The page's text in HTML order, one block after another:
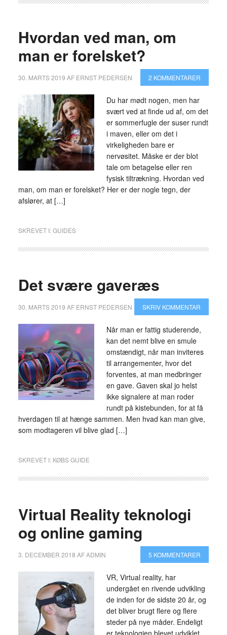
Hvordan ved man, om
man er forelsket?
30. MARTS 2019 AF ERNST PEDERSEN 2 KOMMENTARER
Du har mødt nogen, men har
svært ved at finde ud af, om det
er sommerfugle der suser rundt
i maven, eller om det i
virkeligheden bare er
nervøsitet. Måske er der blot
tale om betagelse eller ren
fysisk tiltrækning. Hvordan ved
man, om man er forelsket? Her er der nogle tegn, der
afslører, at […]
SKREVET I:GUIDES
Det svære gaveræs
30. MARTS 2019 AF ERNST PEDERSEN SKRIV KOMMENTAR
Når man er fattig studerende,
kan det nemt blive en smule
omstændigt, når man inviteres
til arrangementer, hvor det
forventes, at man medbringer
en gave. Gaven skal jo helst
ikke signalere at man roder
rundt på kistebunden, for at få
hverdagen til at hænge sammen. Men hvad kan man give,
som modtageren vil blive glad […]
SKREVET I: KØBS GUIDE
Virtual Reality teknologi
og online gaming
3. DECEMBER 2018 AFADMIN 5 KOMMENTARER
VR, Virtual reality, har
undergået en rivende udvikling
de inden for de sidste 20 år, og
det bliver brugt flere og flere
steder på nye måder. Endeligt
er teknologien blevet udviklet